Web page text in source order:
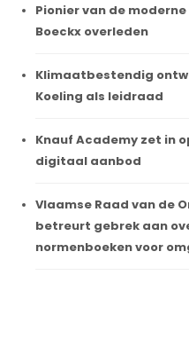
Pionier van de
Boeckx overleden
Klimaatbestendig
Koeling als leidraad
Knauf Academy zet in
digitaal aanbod
Vlaamse Raad van de
betreurt gebrek aan
normenboeken voor